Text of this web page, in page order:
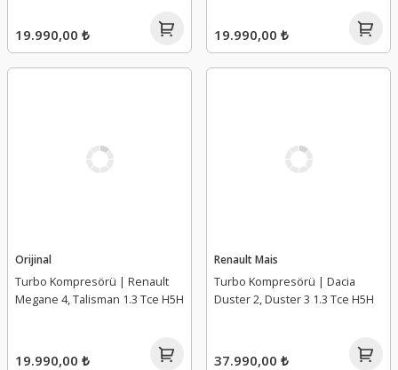
19.990,00 ₺ 19.990,00 ₺
Orijinal
Turbo Kompresörü | Renault
Megane 4, Talisman 1.3 Tce H5H
19.990,00 ₺
Renault Mais
Turbo Kompresörü | Dacia
Duster 2, Duster 3 1.3 Tce H5H
37.990,00 ₺